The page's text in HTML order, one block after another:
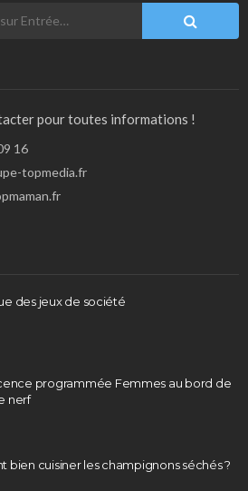
pour toutes informations !
16
topmedia.fr
des jeux de société
programmée Femmes au bord de
nerf
bien cuisiner les champignons séchés ?